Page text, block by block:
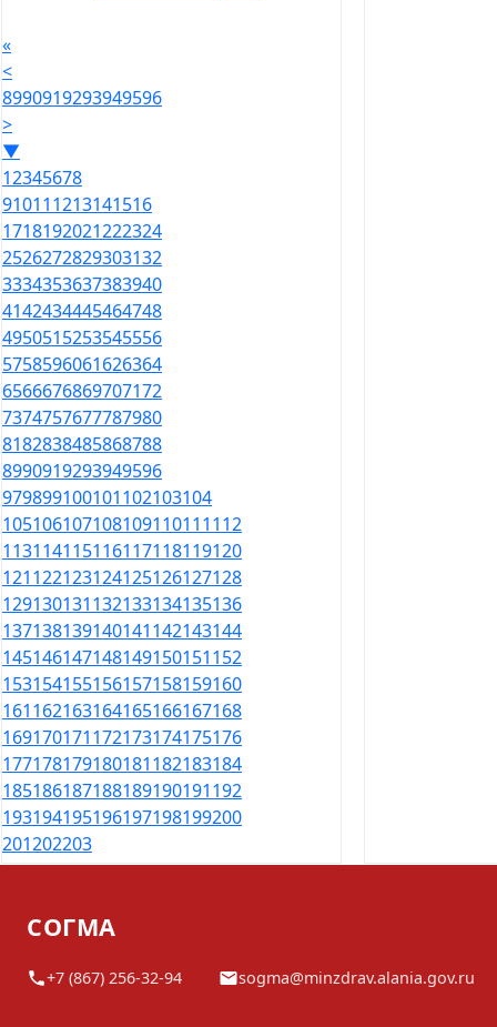
«
<
8990919293949596
>
▼
12345678
910111213141516
1718192021222324
2526272829303132
3334353637383940
4142434445464748
4950515253545556
5758596061626364
6566676869707172
7374757677787980
8182838485868788
8990919293949596
979899100101102103104
105106107108109110111112
113114115116117118119120
121122123124125126127128
129130131132133134135136
137138139140141142143144
145146147148149150151152
153154155156157158159160
161162163164165166167168
169170171172173174175176
177178179180181182183184
185186187188189190191192
193194195196197198199200
201202203
СОГМА
+7 (867) 256-32-94 sogma@minzdrav.alania.gov.ru